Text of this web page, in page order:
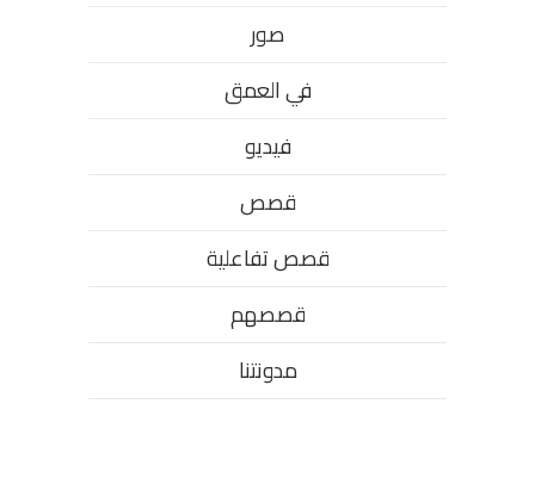
صور
في العمق
فيديو
قصص
قصص تفاعلية
قصصهم
مدونتنا